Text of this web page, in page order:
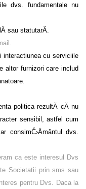
dvs. fundamentale nu
sau statutarÄ.
cu serviciile
altor furnizori care includ
politica rezultÄ cÄ nu
sensibil, astfel cum
dvs.
ca este interesul Dvs
Societatii prin sms sau
pentru Dvs. Daca la